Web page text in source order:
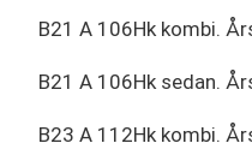
B21 A 106Hk kombi.
B21 A 106Hk sedan.
B23 A 112Hk kombi.